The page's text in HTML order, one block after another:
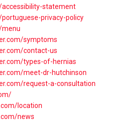
statement
privacy-policy
menu
symptoms
contact-us
types-of-hernias
meet-dr-hutchinson
request-a-consultation
location
news